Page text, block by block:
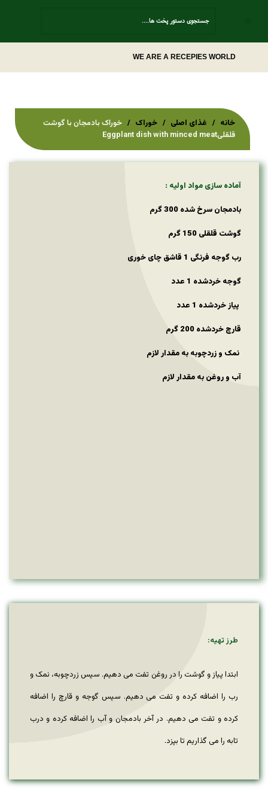
WE ARE A RECEPIES WORLD
خانه غذای اصلی خوراک
خوراک بادمجان با گوشت
قلقلیEggplant dish with minced meat
آماده سازی مواد اولیه :
بادمجان سرخ شده 300 گرم
گوشت قلقلی 150 گرم
رب گوجه فرنگی 1 قاشق چای خوری
گوجه خردشده 1 عدد
پیاز خردشده 1 عدد
قارچ خردشده 200 گرم
نمک و زردچوبه به مقدار لازم
آب و روغن به مقدار لازم
طرز تهیه:
ابتدا پیاز و گوشت را در روغن تفت می دهیم. سپس زردچوبه، نمک و
رب را اضافه کرده و تفت می دهیم. سپس گوجه و قارچ را اضافه
کرده و تفت می دهیم. در آخر بادمجان و آب را اضافه کرده و درب
تابه را می گذاریم تا بپزد.